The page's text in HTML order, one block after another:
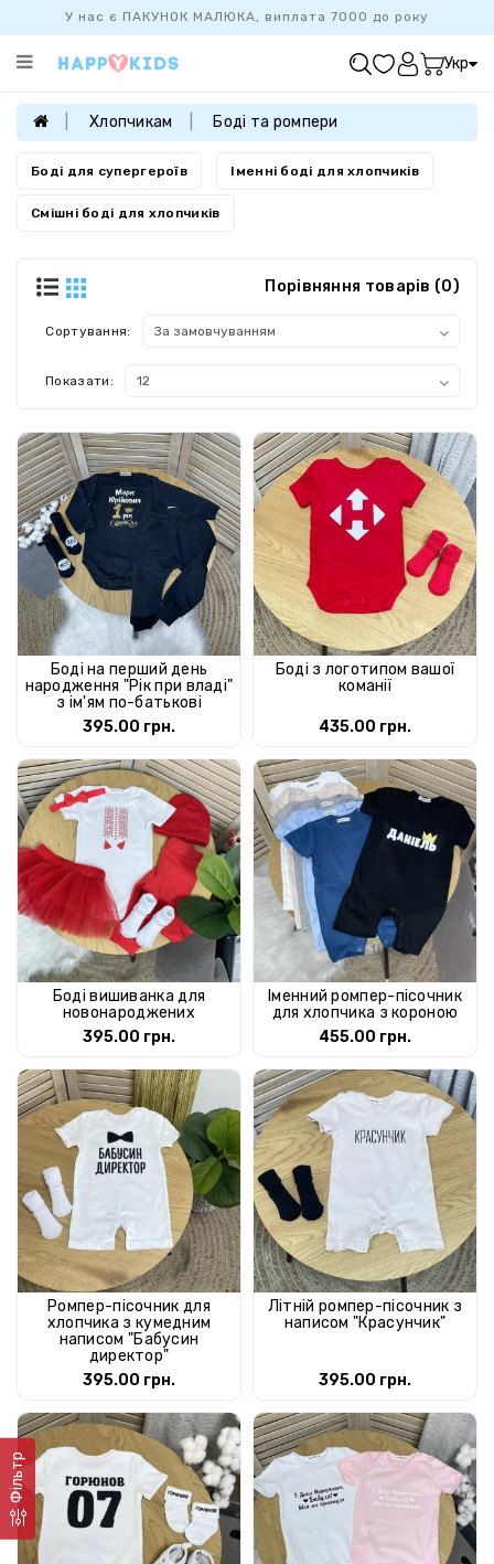
У нас є ПАКУНОК МАЛЮКА, виплата 7000 до року
Категорії
ПРОДАЖУ
КОЛЕКЦІЯ
ДІВЧАТКАМ
НОВОНАРОДЖЕНИМ
Укр
Хлопчикам Боді та ромпери
Фільтр
Боді для супергероїв Іменні боді для хлопчиків
Смішні боді для хлопчиків
Порівняння товарів (0)
Сортування:
Показати:
Боді на перший день
народження "Рік при владі"
з ім'ям по-батькові
395.00 грн.
Боді з логотипом вашої
команії
435.00 грн.
Боді вишиванка для
новонароджених
395.00 грн.
Іменний ромпер-пісочник
для хлопчика з короною
455.00 грн.
Ромпер-пісочник для
хлопчика з кумедним
написом "Бабусин
директор"
395.00 грн.
Літній ромпер-пісочник з
написом "Красунчик"
395.00 грн.